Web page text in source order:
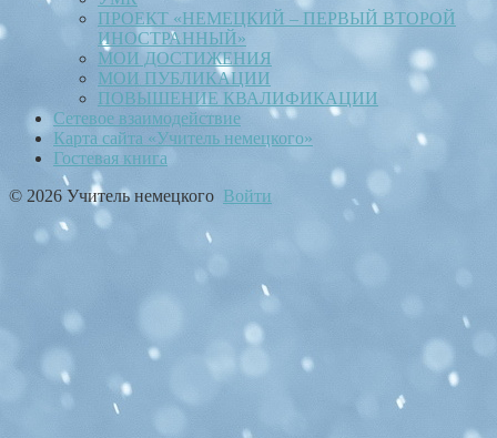
ПРОЕКТ «НЕМЕЦКИЙ – ПЕРВЫЙ ВТОРОЙ
ИНОСТРАННЫЙ»
МОИ ДОСТИЖЕНИЯ
МОИ ПУБЛИКАЦИИ
ПОВЫШЕНИЕ КВАЛИФИКАЦИИ
Сетевое взаимодействие
Карта сайта «Учитель немецкого»
Гостевая книга
© 2026 Учитель немецкого Войти